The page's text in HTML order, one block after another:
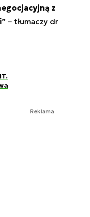
z
” – tłumaczy dr
Reklama